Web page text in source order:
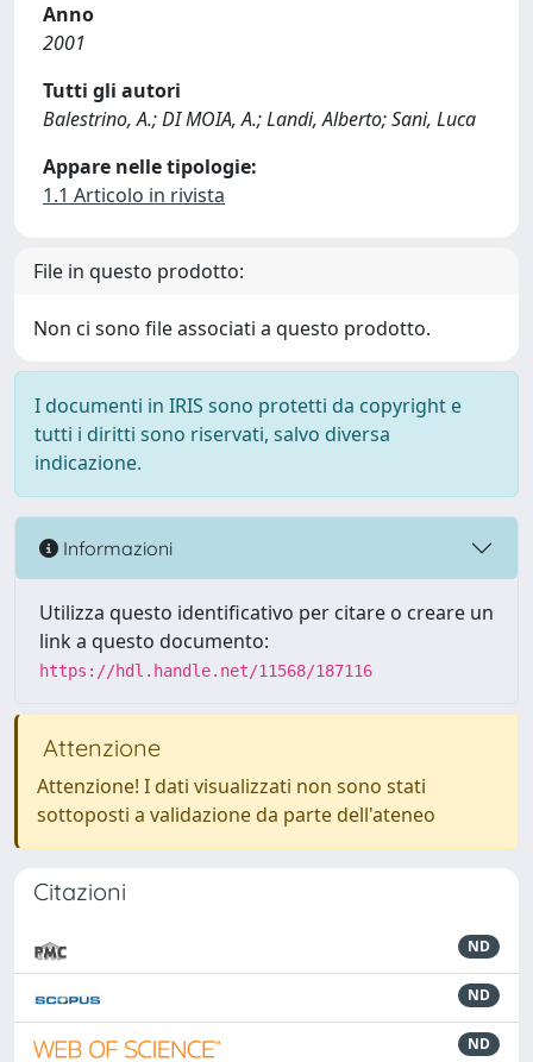
Anno
2001
Tutti gli autori
Balestrino, A.; DI MOIA, A.; Landi, Alberto; Sani, Luca
Appare nelle tipologie:
1.1 Articolo in rivista
File in questo prodotto:
Non ci sono file associati a questo prodotto.
I documenti in IRIS sono protetti da copyright e
tutti i diritti sono riservati, salvo diversa
indicazione.
Informazioni
Utilizza questo identificativo per citare o creare un
link a questo documento:
https://hdl.handle.net/11568/187116
Attenzione
Attenzione! I dati visualizzati non sono stati
sottoposti a validazione da parte dell'ateneo
Citazioni
ND
ND
ND